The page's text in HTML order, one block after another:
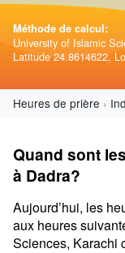
Méthode de calcul:
University of Islamic
Latitude 24.8614622,
Heures de prière
Quand sont
à Dadra?
Aujourd’hui, les
aux heures
Sciences, Karachi